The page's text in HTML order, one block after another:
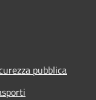
pubblica